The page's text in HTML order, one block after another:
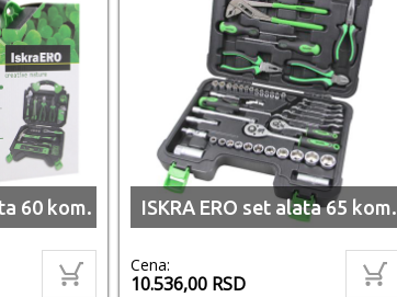
60 kom. ISKRA ERO set alata 65 kom.
Cena:
10.536,00 RSD